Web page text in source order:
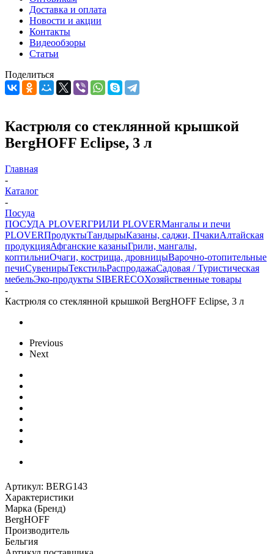
Доставка и оплата
Новости и акции
Контакты
Видеообзоры
Статьи
Поделиться
Кастрюля со стеклянной крышкой
BergHOFF Eclipse, 3 л
Главная
-
Каталог
-
Посуда
ПОСУДА PLOVERГРИЛИ PLOVERМангалы и печи
PLOVERПродуктыТандырыКазаны, саджи, ПчакиАлтайская
продукцияАфганские казаныГрили, мангалы,
коптильниОчаги, кострища, дровницыВарочно-отопительные
печиСувенирыТекстильРаспродажаСадовая / Туристическая
мебельЭко-продукты SIBERECOХозяйственные товары
-
Кастрюля со стеклянной крышкой BergHOFF Eclipse, 3 л
Previous
Next
Артикул: BERG143
Характеристики
Марка (Бренд)
BergHOFF
Производитель
Бельгия